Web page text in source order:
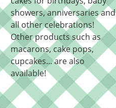
showers, anniversaries and
all other celebrations!
Other products such as
macarons, cake pops,
cupcakes... are also
available!